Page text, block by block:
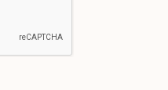
conseiller